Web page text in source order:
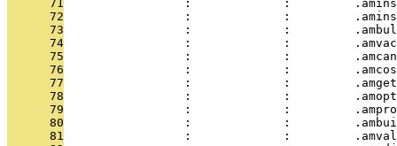
      71
:             :
      72
:             :
      73
:             :
      74
:             :
      75
:             :
      76
:             :
      77
:             :
      78
:             :
      79
:             :
      80
:             :
      81
:             :